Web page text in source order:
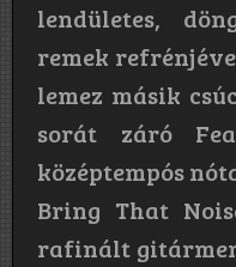
lendületes,
remek
lemez másik
sorát záró
középtempós
Bring That
rafinált